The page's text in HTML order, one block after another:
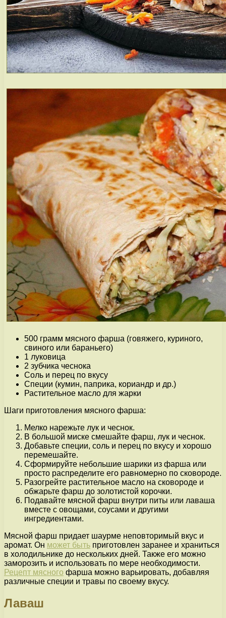
500 грамм мясного фарша (говяжего, куриного,
свиного или бараньего)
1 луковица
2 зубчика чеснока
Соль и перец по вкусу
Специи (кумин, паприка, кориандр и др.)
Растительное масло для жарки
Шаги приготовления мясного фарша:
Мелко нарежьте лук и чеснок.
В большой миске смешайте фарш, лук и чеснок.
Добавьте специи, соль и перец по вкусу и хорошо
перемешайте.
Сформируйте небольшие шарики из фарша или
просто распределите его равномерно по сковороде.
Разогрейте растительное масло на сковороде и
обжарьте фарш до золотистой корочки.
Подавайте мясной фарш внутри питы или лаваша
вместе с овощами, соусами и другими
ингредиентами.
Мясной фарш придает шаурме неповторимый вкус и
аромат. Он может быть приготовлен заранее и храниться
в холодильнике до нескольких дней. Также его можно
заморозить и использовать по мере необходимости.
Рецепт мясного фарша можно варьировать, добавляя
различные специи и травы по своему вкусу.
Лаваш